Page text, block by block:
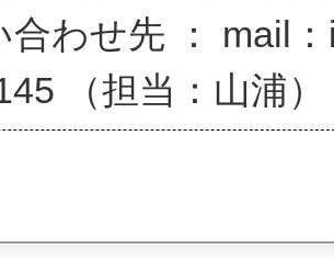
合わせ先 ： mail
（担当：山浦）